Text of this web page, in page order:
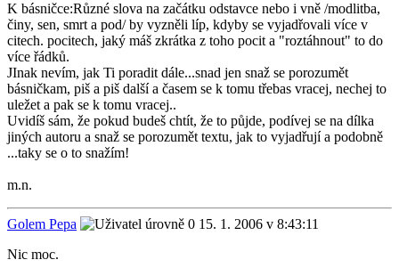
K básničce:Různé slova na začátku odstavce nebo i vně /modlitba,
činy, sen, smrt a pod/ by vyzněli líp, kdyby se vyjadřovali více v
citech. pocitech, jaký máš zkrátka z toho pocit a "roztáhnout" to do
více řádků.
JInak nevím, jak Ti poradit dále...snad jen snaž se porozumět
básničkam, piš a piš další a časem se k tomu třebas vracej, nechej to
uležet a pak se k tomu vracej..
Uvidíš sám, že pokud budeš chtít, že to půjde, podívej se na dílka
jiných autoru a snaž se porozumět textu, jak to vyjadřují a podobně
...taky se o to snažím!
m.n.
Golem Pepa
15. 1. 2006 v 8:43:11
Nic moc.